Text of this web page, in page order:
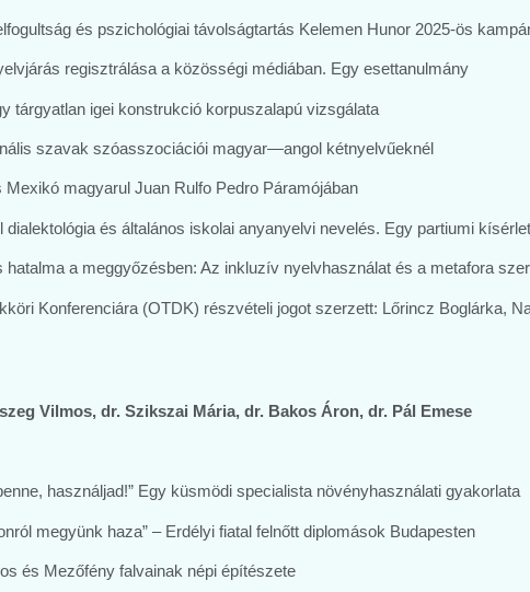
és pszichológiai távolságtartás Kelemen Hunor 2025-ös
regisztrálása a közösségi médiában. Egy esettanulmány
tárgyatlan igei konstrukció korpuszalapú vizsgálata
szavak szóasszociációi magyar—angol kétnyelvűeknél
magyarul Juan Rulfo Pedro Páramójában
és általános iskolai anyanyelvi nevelés. Egy partiumi kísérlet
hatalma a meggyőzésben: Az inkluzív nyelvhasználat és a metafora
Konferenciára (OTDK) részvételi jogot szerzett: Lőrincz Boglárka,
Vilmos, dr. Szikszai Mária, dr. Bakos Áron, dr. Pál Emese
használjad!” Egy küsmödi specialista növényhasználati gyakorlata
megyünk haza” – Erdélyi fiatal felnőtt diplomások Budapesten
és Mezőfény falvainak népi építészete